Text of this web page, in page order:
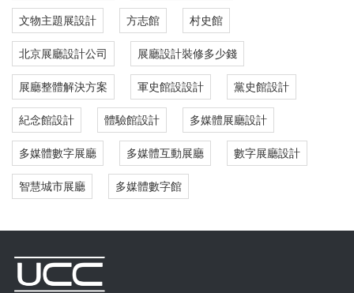
文物主題展設計 方志館 村史館
北京展廳設計公司 展廳設計裝修多少錢
展廳整體解決方案 軍史館設設計 黨史館設計
紀念館設計 體驗館設計 多媒體展廳設計
多媒體數字展廳 多媒體互動展廳 數字展廳設計
智慧城市展廳 多媒體數字館